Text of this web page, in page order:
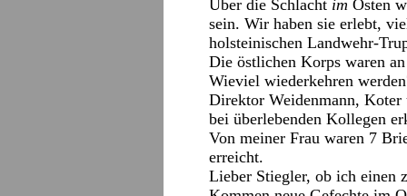
Über die Schlacht im Osten
sein. Wir haben sie erlebt,
holsteinischen Landwehr-
Die östlichen Korps waren
Wieviel wiederkehren
Direktor Weidenmann,
bei überlebenden Kollegen
Von meiner Frau waren 7
erreicht.
Lieber Stiegler, ob ich einen